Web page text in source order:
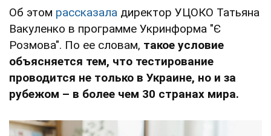
Об этом рассказала директор УЦОКО Татьяна
Вакуленко в программе Укринформа "Є
Розмова". По ее словам, такое условие
объясняется тем, что тестирование
проводится не только в Украине, но и за
рубежом – в более чем 30 странах мира.